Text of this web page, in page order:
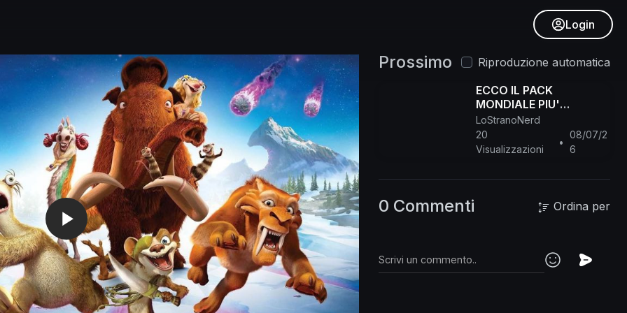
Login
Prossimo
Riproduzione automatica
ECCO IL PACK
MONDIALE PIU'
COMPLETO!
#efootball26
LoStranoNerd
20
Visualizzazioni
•
08/07/2
6
0 Commenti Ordina per